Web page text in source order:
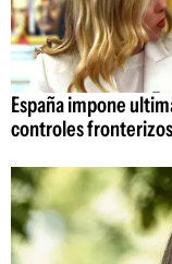
España impone
controles